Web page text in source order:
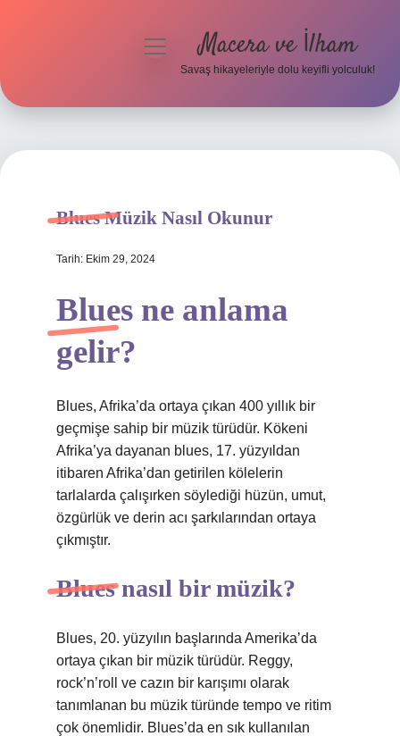
menüyüMacera ve İlham
Savaş hikayeleriyle dolu keyifli yolculuk!
Blues Müzik Nasıl Okunur
Tarih: Ekim 29, 2024
Blues ne anlama
gelir?
Blues, Afrika’da ortaya çıkan 400 yıllık bir
geçmişe sahip bir müzik türüdür. Kökeni
Afrika’ya dayanan blues, 17. yüzyıldan
itibaren Afrika’dan getirilen kölelerin
tarlalarda çalışırken söylediği hüzün, umut,
özgürlük ve derin acı şarkılarından ortaya
çıkmıştır.
Blues nasıl bir müzik?
Blues, 20. yüzyılın başlarında Amerika’da
ortaya çıkan bir müzik türüdür. Reggy,
rock’n’roll ve cazın bir karışımı olarak
tanımlanan bu müzik türünde tempo ve ritim
çok önemlidir. Blues’da en sık kullanılan